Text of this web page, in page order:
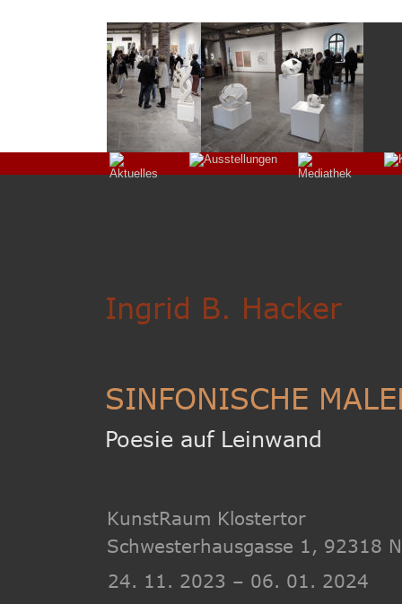
KunstRaum Klostertor
Schwesterhausgasse 1, 92318
24. 11. 2023 – 06. 01. 2024
Ingrid B. Hacker
SINFONISCHE
Poesie auf Leinwand